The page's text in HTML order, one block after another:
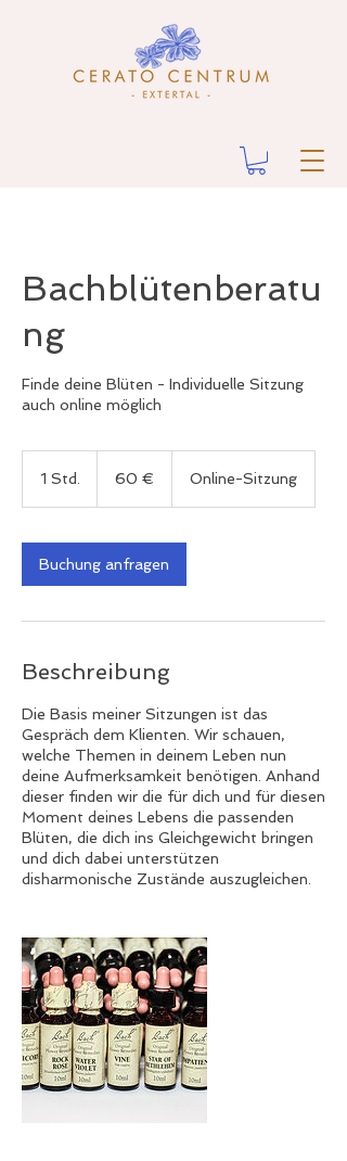
Bachblütenberatu
ng
Finde deine Blüten - Individuelle Sitzung
auch online möglich
1 Std.
d
60 € Online-Sitzung
Buchung anfragen
Beschreibung
Die Basis meiner Sitzungen ist das
Gespräch dem Klienten. Wir schauen,
welche Themen in deinem Leben nun
deine Aufmerksamkeit benötigen. Anhand
dieser finden wir die für dich und für diesen
Moment deines Lebens die passenden
Blüten, die dich ins Gleichgewicht bringen
und dich dabei unterstützen
disharmonische Zustände auszugleichen.